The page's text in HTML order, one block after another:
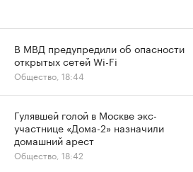
В МВД предупредили об опасности
открытых сетей Wi-Fi
Общество, 18:44
Гулявшей голой в Москве экс-
участнице «Дома-2» назначили
домашний арест
Общество, 18:42